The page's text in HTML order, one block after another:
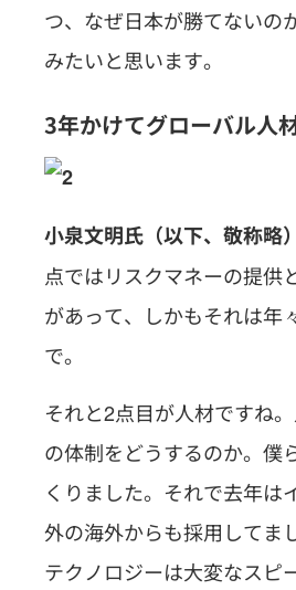
つ、なぜ日本が勝てないの
みたいと思います。
3年かけてグローバル人
小泉文明氏（以下、敬称略
点ではリスクマネーの提供
があって、しかもそれは年
で。
それと2点目が人材ですね
の体制をどうするのか。僕
くりました。それで去年は
外の海外からも採用してま
テクノロジーは大変なスピ